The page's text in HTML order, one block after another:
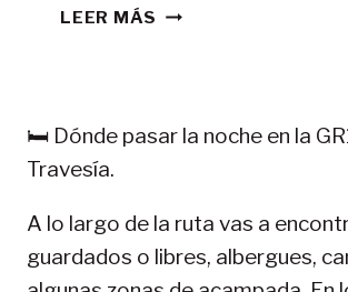
LEER MÁS CONSEJOS
11-
🛏️ Dónde pasar la noche en la
Travesía.
A lo largo de la ruta vas a
guardados o libres, albergues,